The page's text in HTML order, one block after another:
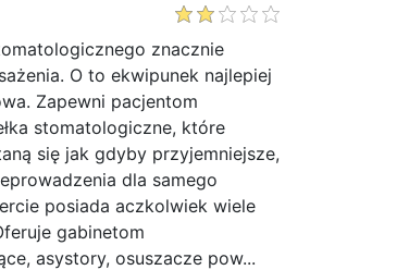
znacznie
O to ekwipunek najlepiej
Zapewni pacjentom
stomatologiczne, które
się jak gdyby przyjemniejsze,
dla samego
posiada aczkolwiek wiele
gabinetom
asystory, osuszacze pow...